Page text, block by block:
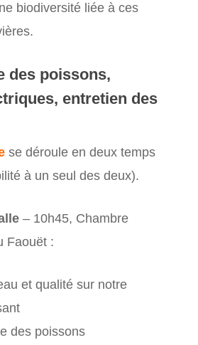
biodiversité liée à ces
des poissons,
entretien des
se déroule en deux temps
à un seul des deux).
– 10h45, Chambre
Faouët :
et qualité sur notre
des poissons